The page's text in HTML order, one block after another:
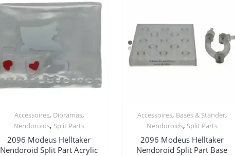
Accessoires, Dioramas,
Nendoroids, Split Parts
2096 Modeus Helltaker
Nendoroid Split Part Acrylic
Accessoires, Bases & Ständer,
Nendoroids, Split Parts
2096 Modeus Helltaker
Nendoroid Split Part Base